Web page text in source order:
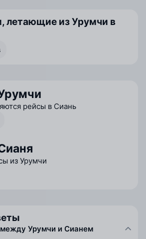
летающие из Урумчи в
рейсы в Сиань
из Урумчи
Урумчи и Сианем